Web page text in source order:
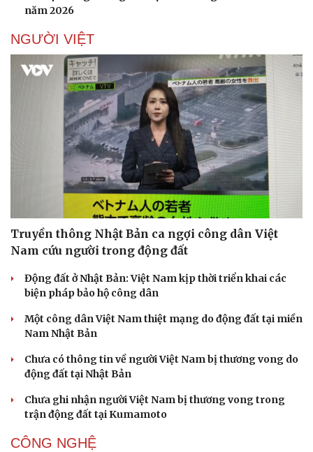
Doanh nghiệp
Thông tin doanh nghiệp
Doanh nghiệp 24h
Doanh nhân
Vì cộng đồng
Công nghệ
Sành điệu
Tin Công nghệ
Trải nghiệm
Chuyển đổi số
năm 2026
NGƯỜI VIỆT
Truyền thông Nhật Bản ca ngợi công dân Việt
Nam cứu người trong động đất
Động đất ở Nhật Bản: Việt Nam kịp thời triển khai các
biện pháp bảo hộ công dân
Một công dân Việt Nam thiệt mạng do động đất tại miền
Nam Nhật Bản
Chưa có thông tin về người Việt Nam bị thương vong do
động đất tại Nhật Bản
Chưa ghi nhận người Việt Nam bị thương vong trong
trận động đất tại Kumamoto
CÔNG NGHỆ